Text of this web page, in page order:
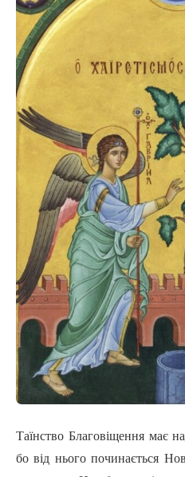
Таїнство Благовіщення має
бо від нього починається